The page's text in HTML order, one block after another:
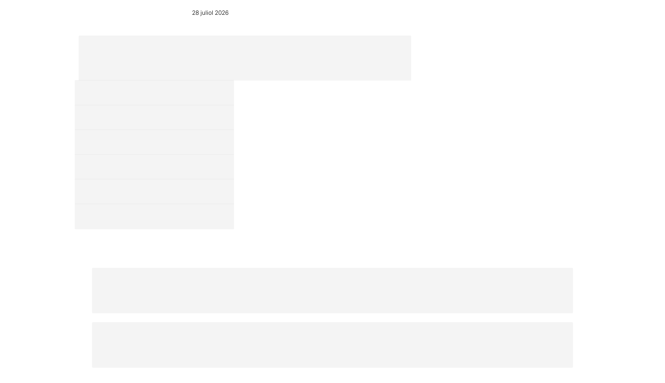
28 juliol 2026